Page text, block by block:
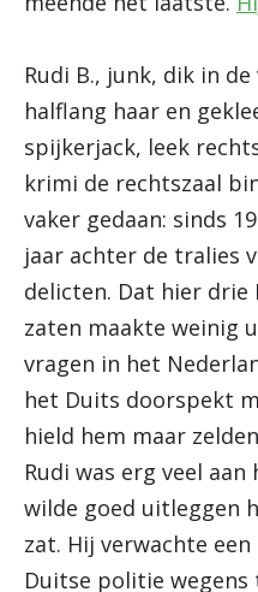
Rudi B., junk, dik in
halflang haar en
spijkerjack, leek
krimi de rechtszaal
vaker gedaan: sinds
jaar achter de tralies
delicten. Dat hier drie
zaten maakte weinig
vragen in het
het Duits doorspekt
hield hem maar
Rudi was erg veel
wilde goed uitleggen
zat. Hij verwachte
Duitse politie wegens